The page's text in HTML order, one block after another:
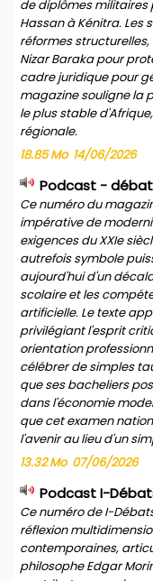
de diplômes militaires
Hassan à Kénitra.
réformes
Nizar Baraka pour
cadre juridique pour
magazine souligne la
le plus stable
régionale.
18.85 Mo 14/06/2026
Podcast - débat
Ce numéro du
impérative de
exigences du XXIe
autrefois symbole
aujourd'hui d'un
scolaire et les
artificielle. Le texte
privilégiant l'esprit
orientation
célébrer de simples
que ses bacheliers
dans l'économie
que cet examen
l'avenir au lieu d'un
13.32 Mo 07/06/2026
Podcast I-
Ce numéro de I-
réflexion
contemporaines,
philosophe Edgar